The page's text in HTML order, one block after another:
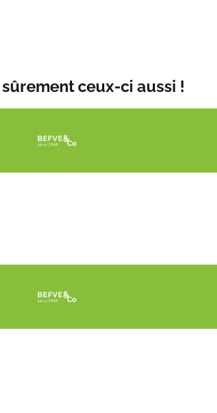
ceux-ci aussi !